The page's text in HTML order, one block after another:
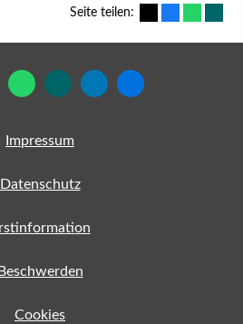
Seite teilen:
Impressum
Datenschutz
Beschwerden
Cookies